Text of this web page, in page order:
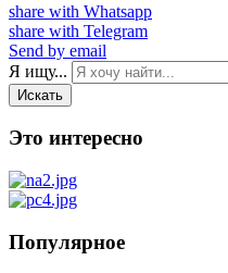
share with Whatsapp
share with Telegram
Send by email
Я ищу...
Искать
Это интересно
Популярное